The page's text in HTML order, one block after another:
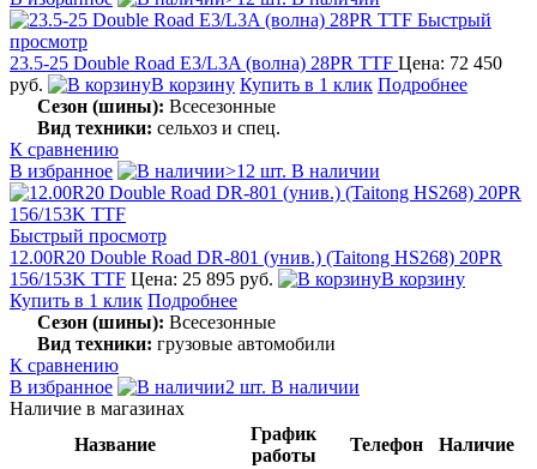
Быстрый
просмотр
23.5-25 Double Road E3/L3A (волна) 28PR TTF Цена: 72 450
руб.
В корзину Купить в 1 клик Подробнее
Сезон (шины): Всесезонные
Вид техники: сельхоз и спец.
К сравнению
В избранное
>12 шт. В наличии
Быстрый просмотр
12.00R20 Double Road DR-801 (унив.) (Taitong HS268) 20PR
156/153K TTF Цена: 25 895 руб.
В корзину
Купить в 1 клик Подробнее
Сезон (шины): Всесезонные
Вид техники: грузовые автомобили
К сравнению
В избранное
2 шт. В наличии
Наличие в магазинах
Название
График
работы
Телефон
Наличие